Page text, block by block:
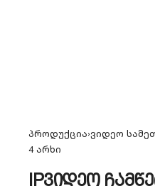
პროდუქცია›ვიდეო
4 არხი
IPვიდეო